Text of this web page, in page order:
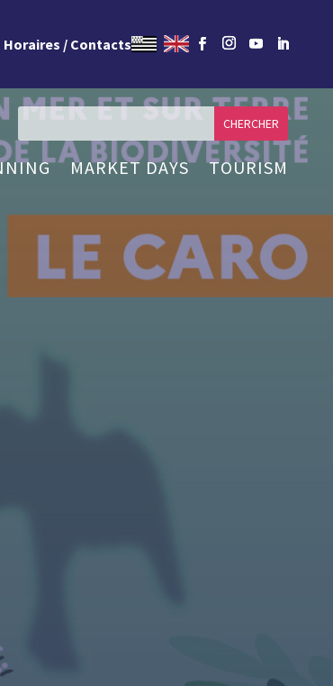
Horaires / Contacts
MARKET DAYS TOURISM